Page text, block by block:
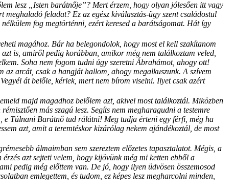
lesz „Isten barátnője”? Mert érzem, hogy olyan jólesően itt vagy
feladat? Ez az egész kiválasztás-ügy szent családostul
fog megtörténni, ezért keresed a barátságomat. Hát így
magához. Bár ha belegondolok, hogy most el kell szakítanom
is, amiről pedig korábban, amikor még nem találkoztam veled,
Soha nem fogom tudni úgy szeretni Ábrahámot, ahogy ott!
arcát, csak a hangját hallom, ahogy megalkuszunk. A szívem
át belőle, kérlek, mert nem bírom viselni. Ilyet csak azért
majd magadhoz belőlem azt, akivel most találkoztál. Miközben
más szagú lesz. Segíts nem megharagudni a testemre
e Túlnani Barátnő tud rálátni! Meg tudja érteni egy férfi, még ha
azt, amit a teremtéskor kizárólag nekem ajándékoztál, de most
álmaimban sem szereztem előzetes tapasztalatot. Mégis, a
azt sejteti velem, hogy kijövünk még mi ketten ebből a
pedig még előttem van. De jó, hogy ilyen üdvösen összemosod
emlegettem, és tudom, ez képes lesz megharcolni minden,